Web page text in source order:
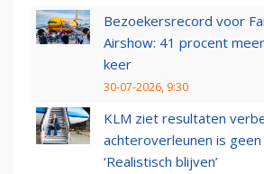
Bezoekersrecord voor
Airshow: 41 procent
keer
30-07-2026, 9:30
KLM ziet resultaten
achteroverleunen is
‘Realistisch blijven’